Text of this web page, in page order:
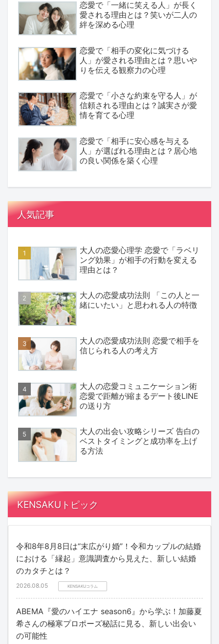
恋愛で「一緒に笑える人」が長く
愛される理由とは？笑いが二人の
絆を深める心理
恋愛で「相手の変化に気づける
人」が愛される理由とは？思いや
りを伝える観察力の心理
恋愛で「小さな約束を守る人」が
信頼される理由とは？誠実さが愛
情を育てる心理
恋愛で「相手に安心感を与える
人」が選ばれる理由とは？居心地
の良い関係を築く心理
人気記事
大人の恋愛心理学 恋愛で「ラベリ
ング効果」が相手の行動を変える
理由とは？
大人の恋愛成功法則 「この人と一
緒にいたい」と思われる人の特徴
大人の恋愛成功法則 恋愛で相手を
信じられる人の考え方
大人の恋愛コミュニケーション術
恋愛で距離が縮まるデート後LINE
の送り方
大人の出会い攻略シリーズ 告白の
ベストタイミングと成功率を上げ
る方法
KENSAKUトピック
令和8年8月8日は“末広がり婚”！令和カップルの結婚
における「縁起」意識調査から見えた、新しい結婚
のカタチとは？
2026.08.05 KENSAKUコラム
ABEMA『愛のハイエナ season6』から学ぶ！加藤夏
希さんの極寒プロポーズ秘話に見る、新しい出会い
の可能性